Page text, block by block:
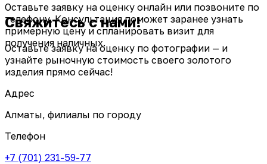
Оставьте заявку на оценку онлайн или позвоните по
телефону. Консультация поможет заранее узнать
примерную цену и спланировать визит для
получения наличных.
Свяжитесь с нами!
Оставьте заявку на оценку по фотографии — и
узнайте рыночную стоимость своего золотого
изделия прямо сейчас!
Адрес
Алматы, филиалы по городу
Телефон
+7 (701) 231-59-77